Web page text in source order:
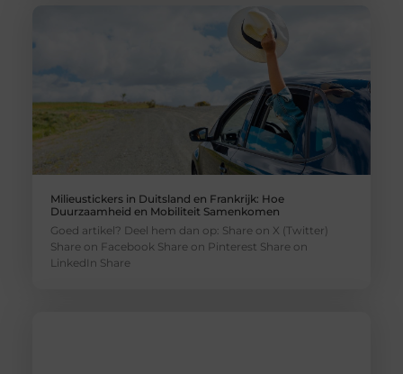
Milieustickers in Duitsland en Frankrijk: Hoe
Duurzaamheid en Mobiliteit Samenkomen
Goed artikel? Deel hem dan op: Share on X (Twitter)
Share on Facebook Share on Pinterest Share on
LinkedIn Share